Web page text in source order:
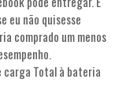
eu não quisesse
comprado um menos
carga Total à bateria